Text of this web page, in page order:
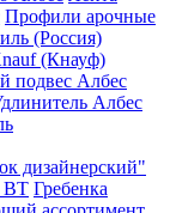
Профили арочные
(Россия)
(Кнауф)
подвес Албес
Албес
дизайнерский"
BT Гребенка